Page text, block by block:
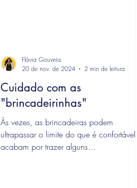
Cuidado com as
"brincadeirinhas"
Às vezes, as brincadeiras podem
ultrapassar o limite do que é confortável e
acabam por trazer alguns
Flávia Gouveia
20 de nov. de 2024
2 min de leitura